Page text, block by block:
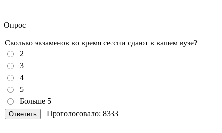
Опрос
Сколько экзаменов во время сессии сдают в вашем вузе?
2
3
4
5
Больше 5
Проголосовало: 8333